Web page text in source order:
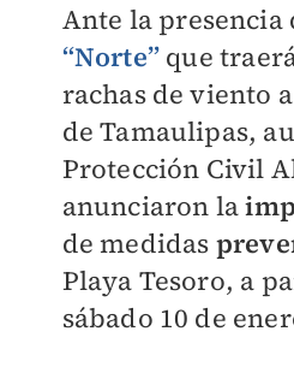
Ante la presencia
“Norte”que
rachas de viento
de Tamaulipas,
Protección Civil
anunciaron la
de medidas
Playa Tesoro, a
sábado 10 de